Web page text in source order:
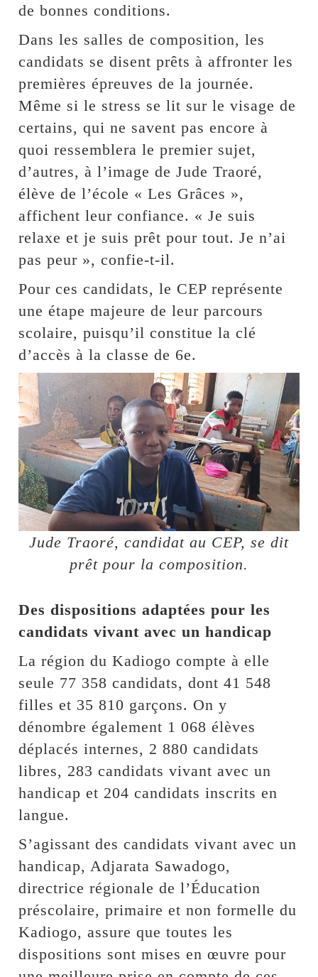
de bonnes conditions.
Dans les salles de composition, les
candidats se disent prêts à affronter les
premières épreuves de la journée.
Même si le stress se lit sur le visage de
certains, qui ne savent pas encore à
quoi ressemblera le premier sujet,
d’autres, à l’image de Jude Traoré,
élève de l’école « Les Grâces »,
affichent leur confiance. « Je suis
relaxe et je suis prêt pour tout. Je n’ai
pas peur », confie-t-il.
Pour ces candidats, le CEP représente
une étape majeure de leur parcours
scolaire, puisqu’il constitue la clé
d’accès à la classe de 6e.
Jude Traoré, candidat au CEP, se dit
prêt pour la composition.
Des dispositions adaptées pour les
candidats vivant avec un handicap
La région du Kadiogo compte à elle
seule 77 358 candidats, dont 41 548
filles et 35 810 garçons. On y
dénombre également 1 068 élèves
déplacés internes, 2 880 candidats
libres, 283 candidats vivant avec un
handicap et 204 candidats inscrits en
langue.
S’agissant des candidats vivant avec un
handicap, Adjarata Sawadogo,
directrice régionale de l’Éducation
préscolaire, primaire et non formelle du
Kadiogo, assure que toutes les
dispositions sont mises en œuvre pour